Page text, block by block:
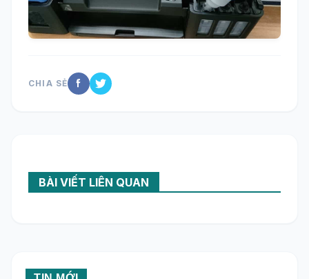
CHIA SẺ
BÀI VIẾT LIÊN QUAN